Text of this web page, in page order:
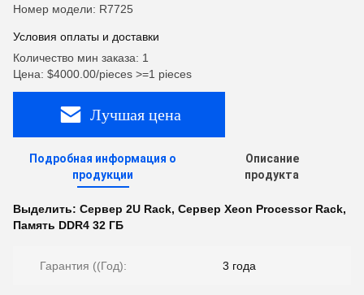
Номер модели: R7725
Условия оплаты и доставки
Количество мин заказа: 1
Цена: $4000.00/pieces >=1 pieces
Лучшая цена
Подробная информация о
продукции
Описание
продукта
Выделить: Сервер 2U Rack, Сервер Xeon Processor Rack,
Память DDR4 32 ГБ
Гарантия ((Год): 3 года